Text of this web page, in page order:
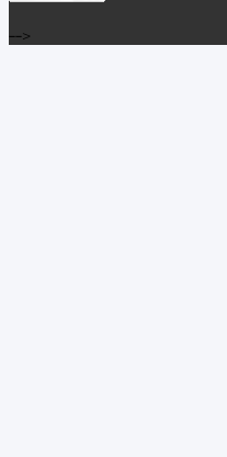
-->